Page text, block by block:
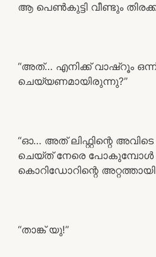
ആ പെൺകുട്ടി വീണ്ടും
“അത്… എനിക്ക് വാഷ്റൂം
ചെയ്യണമായിരുന്നു?”
“ഓ… അത് ലിഫ്റ്റിന്റെ അവിടെ
ചെയ്ത് നേരെ പോകുമ്പോൾ
കൊറിഡോറിന്റെ അറ്റത്തായി
“താങ്ക് യു!”